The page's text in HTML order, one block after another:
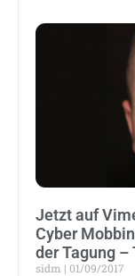
Jetzt auf
Cyber
der Tagung –
sidm
01/09/2017